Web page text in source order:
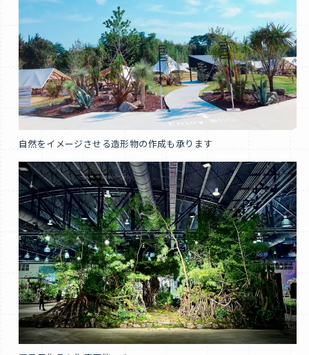
自然をイメージさせる造形物の作成も承ります